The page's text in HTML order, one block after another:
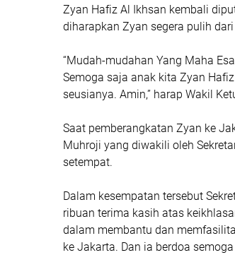
Zyan Hafiz Al Ikhsan kembali
diharapkan Zyan segera pulih
“Mudah-mudahan Yang Maha
Semoga saja anak kita Zyan
seusianya. Amin,” harap Wakil
Saat pemberangkatan Zyan ke
Muhroji yang diwakili oleh
setempat.
Dalam kesempatan tersebut
ribuan terima kasih atas
dalam membantu dan
ke Jakarta. Dan ia berdoa